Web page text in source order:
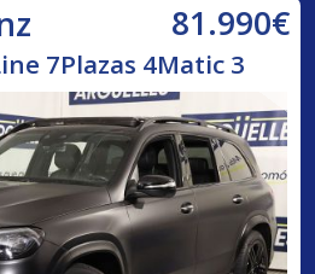
81.990€
7Plazas 4Matic 3